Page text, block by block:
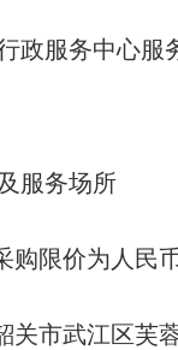
政服务中心服
服务场所
购限价为人民
关市武江区芙